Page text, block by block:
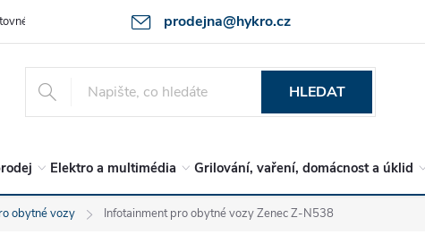
prodejna@hykro.cz
Ochrana osob. údajů - GDPR Postup při reklamaci -jak zboží vrátit?
HLEDAT
Elektro a multimédia Grilování, vaření, domácnost a úklid
obytné vozy Infotainment pro obytné vozy Zenec Z-N538